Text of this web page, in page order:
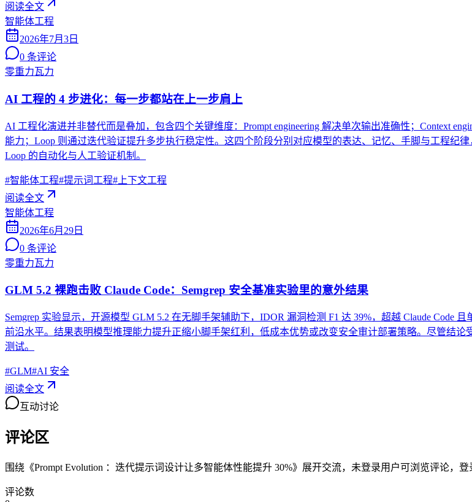
阅读全文
智能体工程
2026年7月3日
0 条评论
零重力瓦力
AI 工程的 4 步进化：每一步都站在上一步肩上
AI 工程化演进并非替代而是叠加，包含四个关键维度：Prompt engineering 解决单次输出准确性；Context
能力；Loop 则通过迭代验证提升多步执行稳定性。这四个阶段分别对应模型的表达、记忆、手脚与工程纪
Loop 的自动化与人工验证机制。
#智能体工程#提示词工程# 上下文工程
阅读全文
智能体工程
2026年6月29日
0 条评论
零重力瓦力
GLM 5.2 裸跑击败 Claude Code：Semgrep 安全基准实验里的意外结果
Semgrep 实验显示，开源模型 GLM 5.2 在无脚手架辅助下，IDOR 漏洞检测 F1 达 39%，超越 Claude Code
前沿水平。结果表明模型推理能力提升正缩小脚手架红利，低成本优势或改变安全审计部署策略。尽管结
测试。
#GLM#AI 安全
阅读全文
互动讨论
评论区
围绕《Prompt Evolution ：迭代提示词设计让多智能体性能提升 30%》展开交流，未登录用户可浏览评论，登
评论数